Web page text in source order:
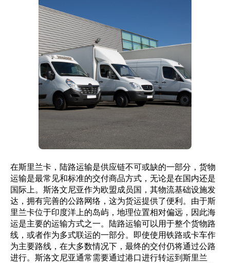
在斯里兰卡，陆路运输是供应链不可或缺的一部分，货物
运输是最常见和标准的交付商品方式，无论是在国内还是
国际上。斯洛文尼亚作为欧盟成员国，其物流基础设施发
达，拥有完善的公路网络，这为货运提供了便利。由于斯
里兰卡位于印度洋上的岛屿，地理位置相对偏远，因此海
运是主要的运输方式之一。陆路运输可以用于整个货物路
线，或者作为多式联运的一部分。即使使用铁路或卡车作
为主要路线，在大多数情况下，最终的交付仍将通过公路
进行。斯洛文尼亚通常需要通过港口进行转运到斯里兰